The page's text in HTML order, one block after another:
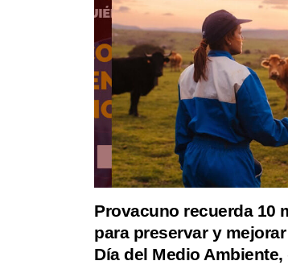
Provacuno recuerda 10
para preservar y
Día del Medio